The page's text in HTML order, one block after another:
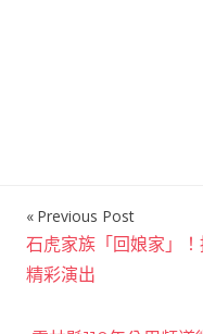
文
章
Previous Post
石虎家族「回娘家」
精彩演出